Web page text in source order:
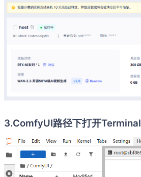
3.ComfyUI路径下打开Terminal